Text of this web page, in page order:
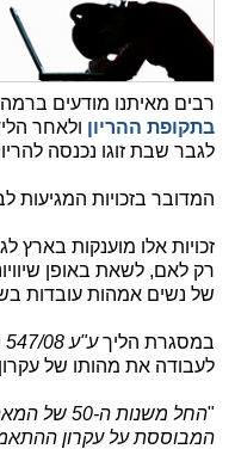
רבים מאיתנו מודעים
בתקופת ההריון ולאחר
לגבר שבת זוגו נכנסה
המדובר בזכויות המגיעות
זכויות אלו מוענקות
רק לאם, לשאת באופן
של נשים אמהות עובדות
במסגרת הליךע"ע 547/08 מדינת ישראל-משרד החינוך נ' שלמה לוי ואח'
לעבודה את מהותו של
"
החל